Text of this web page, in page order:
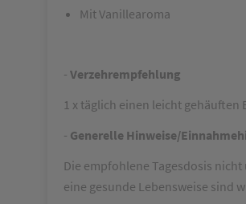
Mit Vanillearoma
- Verzehrempfehlung
1 x täglich einen leicht gehäuften
- Generelle Hinweise/
Die empfohlene Tagesdosis
eine gesunde Lebensweise sind